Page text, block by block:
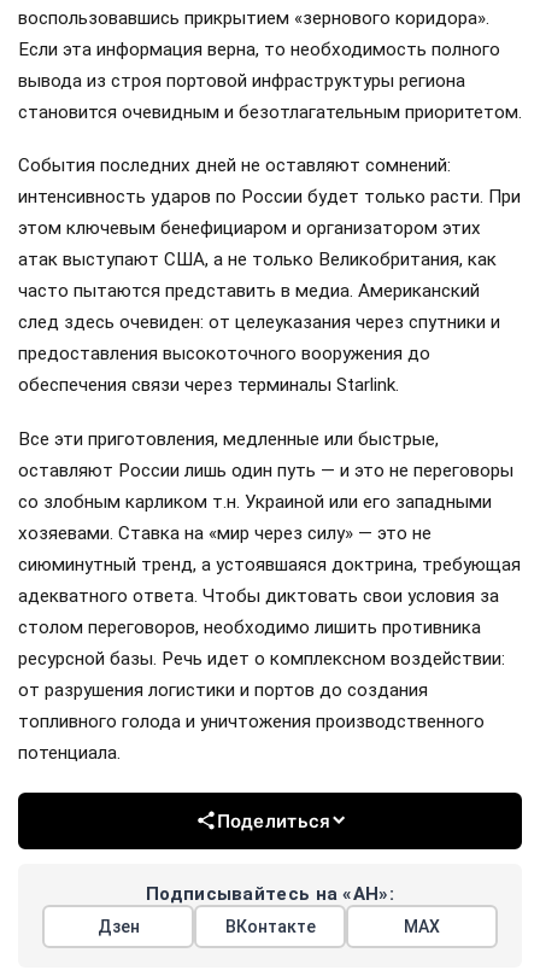
воспользовавшись прикрытием «зернового коридора».
Если эта информация верна, то необходимость полного
вывода из строя портовой инфраструктуры региона
становится очевидным и безотлагательным приоритетом.
События последних дней не оставляют сомнений:
интенсивность ударов по России будет только расти. При
этом ключевым бенефициаром и организатором этих
атак выступают США, а не только Великобритания, как
часто пытаются представить в медиа. Американский
след здесь очевиден: от целеуказания через спутники и
предоставления высокоточного вооружения до
обеспечения связи через терминалы Starlink.
Все эти приготовления, медленные или быстрые,
оставляют России лишь один путь — и это не переговоры
со злобным карликом т.н. Украиной или его западными
хозяевами. Ставка на «мир через силу» — это не
сиюминутный тренд, а устоявшаяся доктрина, требующая
адекватного ответа. Чтобы диктовать свои условия за
столом переговоров, необходимо лишить противника
ресурсной базы. Речь идет о комплексном воздействии:
от разрушения логистики и портов до создания
топливного голода и уничтожения производственного
потенциала.
Поделиться
Подписывайтесь на «АН»:
Дзен ВКонтакте МАХ